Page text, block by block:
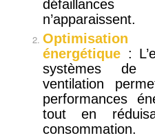
n’apparaissent.
énergétique:
systèmes de
ventilation
performances
tout en
consommation.